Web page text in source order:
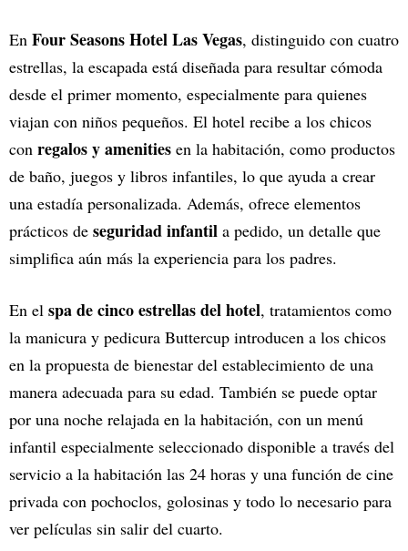
En Four Seasons Hotel Las Vegas, distinguido con cuatro
estrellas, la escapada está diseñada para resultar cómoda
desde el primer momento, especialmente para quienes
viajan con niños pequeños. El hotel recibe a los chicos
con regalos y amenities en la habitación, como productos
de baño, juegos y libros infantiles, lo que ayuda a crear
una estadía personalizada. Además, ofrece elementos
prácticos de seguridad infantil a pedido, un detalle que
simplifica aún más la experiencia para los padres.
En el spa de cinco estrellas del hotel, tratamientos como
la manicura y pedicura Buttercup introducen a los chicos
en la propuesta de bienestar del establecimiento de una
manera adecuada para su edad. También se puede optar
por una noche relajada en la habitación, con un menú
infantil especialmente seleccionado disponible a través del
servicio a la habitación las 24 horas y una función de cine
privada con pochoclos, golosinas y todo lo necesario para
ver películas sin salir del cuarto.